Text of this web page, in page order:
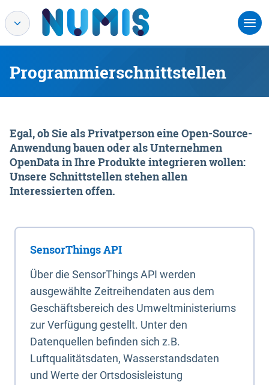
Programmierschnittstellen
Egal, ob Sie als Privatperson eine Open-Source-
Anwendung bauen oder als Unternehmen
OpenData in Ihre Produkte integrieren wollen:
Unsere Schnittstellen stehen allen
Interessierten offen.
SensorThings API
Über die SensorThings API werden
ausgewählte Zeitreihendaten aus dem
Geschäftsbereich des Umweltministeriums
zur Verfügung gestellt. Unter den
Datenquellen befinden sich z.B.
Luftqualitätsdaten, Wasserstandsdaten
und Werte der Ortsdosisleistung